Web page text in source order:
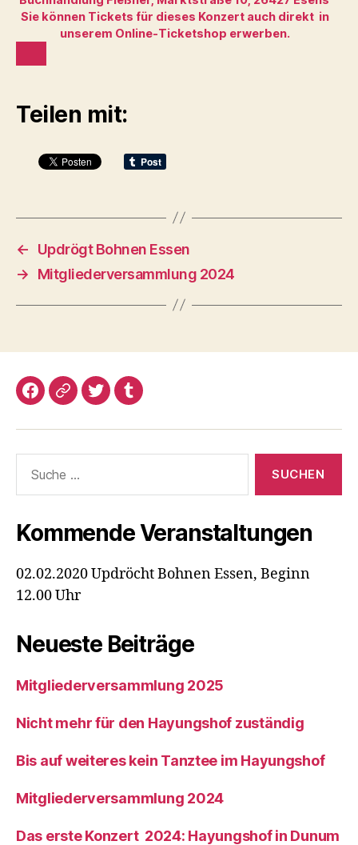
Sie können Tickets für dieses Konzert auch direkt in
unserem Online-Ticketshop erwerben.
Teilen mit:
←
Updrögt Bohnen Essen
→
Mitgliederversammlung 2024
Facebook
Google+TwitterTumblr
nach:
Kommende Veranstaltungen
02.02.2020 Updröcht Bohnen Essen, Beginn
12.00 Uhr
Neueste Beiträge
Mitgliederversammlung 2025
Nicht mehr für den Hayungshof zuständig
Bis auf weiteres kein Tanztee im Hayungshof
Mitgliederversammlung 2024
Das erste Konzert 2024: Hayungshof in Dunum